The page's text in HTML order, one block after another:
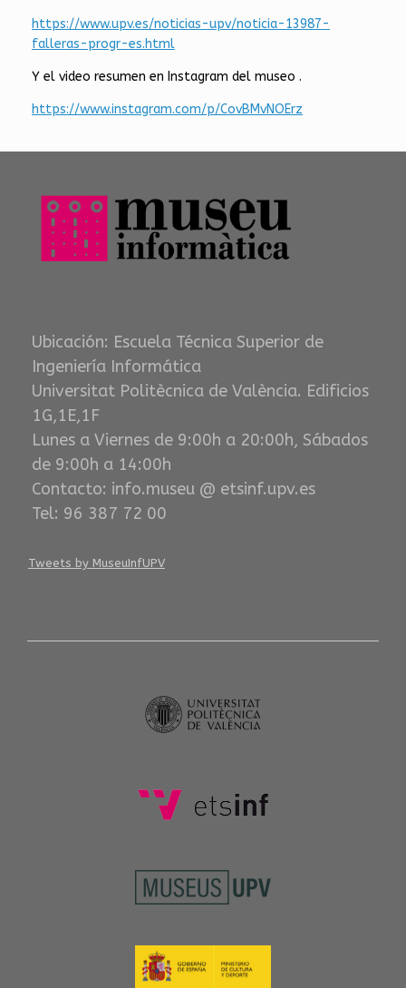
https://www.upv.es/noticias-upv/noticia-13987-
falleras-progr-es.html
Y el video resumen en Instagram del museo .
https://www.instagram.com/p/CovBMvNOErz
Ubicación: Escuela Técnica Superior de
Ingeniería Informática
Universitat Politècnica de València. Edificios
1G,1E,1F
Lunes a Viernes de 9:00h a 20:00h, Sábados
de 9:00h a 14:00h
Contacto: info.museu @ etsinf.upv.es
Tel: 96 387 72 00
Tweets by MuseuInfUPV